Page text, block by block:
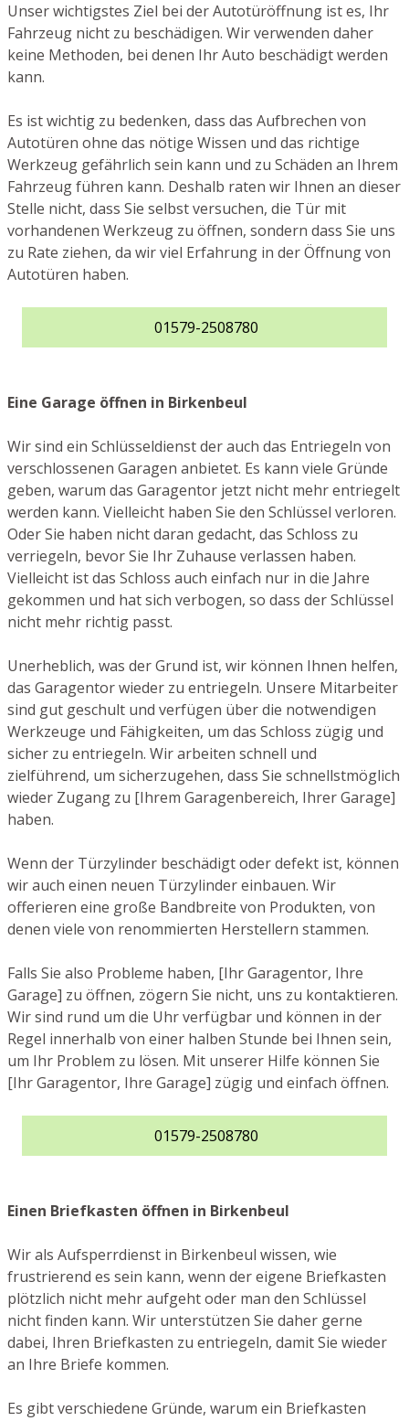
Unser wichtigstes Ziel bei der Autotüröffnung ist es, Ihr
Fahrzeug nicht zu beschädigen. Wir verwenden daher
keine Methoden, bei denen Ihr Auto beschädigt werden
kann.
Es ist wichtig zu bedenken, dass das Aufbrechen von
Autotüren ohne das nötige Wissen und das richtige
Werkzeug gefährlich sein kann und zu Schäden an Ihrem
Fahrzeug führen kann. Deshalb raten wir Ihnen an dieser
Stelle nicht, dass Sie selbst versuchen, die Tür mit
vorhandenen Werkzeug zu öffnen, sondern dass Sie uns
zu Rate ziehen, da wir viel Erfahrung in der Öffnung von
Autotüren haben.
01579-2508780
Eine Garage öffnen in Birkenbeul
Wir sind ein Schlüsseldienst der auch das Entriegeln von
verschlossenen Garagen anbietet. Es kann viele Gründe
geben, warum das Garagentor jetzt nicht mehr entriegelt
werden kann. Vielleicht haben Sie den Schlüssel verloren.
Oder Sie haben nicht daran gedacht, das Schloss zu
verriegeln, bevor Sie Ihr Zuhause verlassen haben.
Vielleicht ist das Schloss auch einfach nur in die Jahre
gekommen und hat sich verbogen, so dass der Schlüssel
nicht mehr richtig passt.
Unerheblich, was der Grund ist, wir können Ihnen helfen,
das Garagentor wieder zu entriegeln. Unsere Mitarbeiter
sind gut geschult und verfügen über die notwendigen
Werkzeuge und Fähigkeiten, um das Schloss zügig und
sicher zu entriegeln. Wir arbeiten schnell und
zielführend, um sicherzugehen, dass Sie schnellstmöglich
wieder Zugang zu [Ihrem Garagenbereich, Ihrer Garage]
haben.
Wenn der Türzylinder beschädigt oder defekt ist, können
wir auch einen neuen Türzylinder einbauen. Wir
offerieren eine große Bandbreite von Produkten, von
denen viele von renommierten Herstellern stammen.
Falls Sie also Probleme haben, [Ihr Garagentor, Ihre
Garage] zu öffnen, zögern Sie nicht, uns zu kontaktieren.
Wir sind rund um die Uhr verfügbar und können in der
Regel innerhalb von einer halben Stunde bei Ihnen sein,
um Ihr Problem zu lösen. Mit unserer Hilfe können Sie
[Ihr Garagentor, Ihre Garage] zügig und einfach öffnen.
01579-2508780
Einen Briefkasten öffnen in Birkenbeul
Wir als Aufsperrdienst in Birkenbeul wissen, wie
frustrierend es sein kann, wenn der eigene Briefkasten
plötzlich nicht mehr aufgeht oder man den Schlüssel
nicht finden kann. Wir unterstützen Sie daher gerne
dabei, Ihren Briefkasten zu entriegeln, damit Sie wieder
an Ihre Briefe kommen.
Es gibt verschiedene Gründe, warum ein Briefkasten